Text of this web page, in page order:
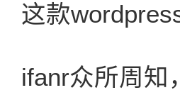
这款
ifanr众所周知